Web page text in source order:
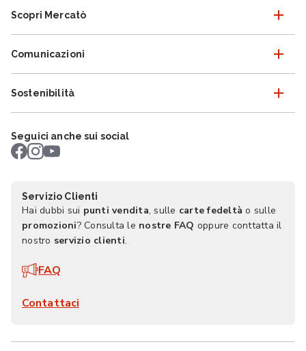
Scopri Mercatò
Comunicazioni
Sostenibilità
Seguici anche sui social
Servizio Clienti
Hai dubbi sui punti vendita, sulle carte fedeltà o sulle
promozioni? Consulta le nostre FAQ oppure conttatta il
nostro servizio clienti.
FAQ
Contattaci